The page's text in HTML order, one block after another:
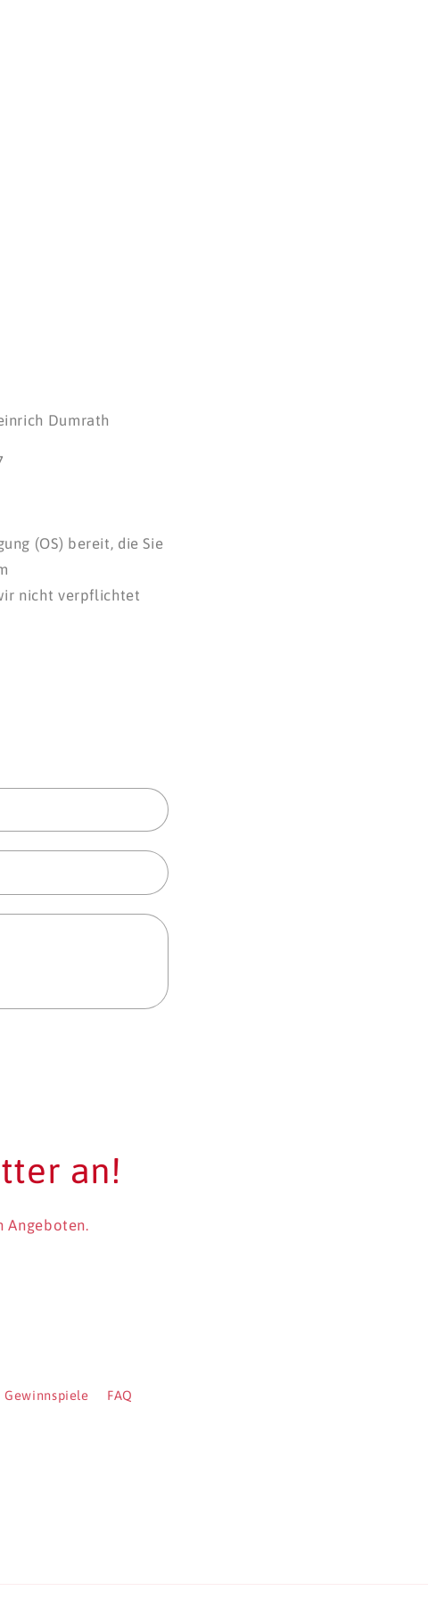
Dumrath
(OS) bereit, die Sie
nicht verpflichtet
an!
Angeboten.
Gewinnspiele FAQ